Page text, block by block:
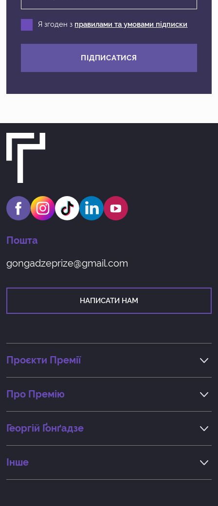
Я згоден з правилами та умовами підписки
ПІДПИСАТИСЯ
Пошта
gongadzeprize@gmail.com
НАПИСАТИ НАМ
Проєкти Премії
Про Премію
Георгiй Ґонґадзе
Інше